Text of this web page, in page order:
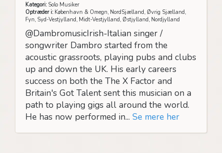
Kategori:Solo Musiker
Optræder i:København & Omegn, NordSjælland, Øvrig Sjælland,
Fyn, Syd-Vestjylland, Midt-Vestjylland, Østjylland, Nordjylland
@DambromusicIrish-Italian singer /
songwriter Dambro started from the
acoustic grassroots, playing pubs and clubs
up and down the UK. His early careers
success on both the The X Factor and
Britain's Got Talent sent this musician on a
path to playing gigs all around the world.
He has now performed in... Se mere her